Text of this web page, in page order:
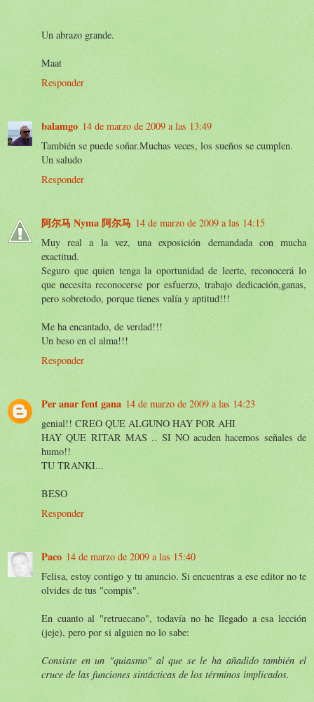
Un abrazo grande.
Maat
Responder
balamgo 14 de marzo de 2009 a las 13:49
También se puede soñar.Muchas veces, los sueños se cumplen.
Un saludo
Responder
阿尔马 Nyma 阿尔马 14 de marzo de 2009 a las 14:15
Muy real a la vez, una exposición demandada con mucha
exactitud.
Seguro que quien tenga la oportunidad de leerte, reconocerá lo
que necesita reconocerse por esfuerzo, trabajo dedicación,ganas,
pero sobretodo, porque tienes valía y aptitud!!!
Me ha encantado, de verdad!!!
Un beso en el alma!!!
Responder
Per anar fent gana 14 de marzo de 2009 a las 14:23
genial!! CREO QUE ALGUNO HAY POR AHI
HAY QUE RITAR MAS .. SI NO acuden hacemos señales de
humo!!
TU TRANKI...
BESO
Responder
Paco 14 de marzo de 2009 a las 15:40
Felisa, estoy contigo y tu anuncio. Si encuentras a ese editor no te
olvides de tus "compis".
En cuanto al "retruecano", todavía no he llegado a esa lección
(jeje), pero por si alguien no lo sabe:
Consiste en un "quiasmo" al que se le ha añadido también el
cruce de las funciones sintácticas de los términos implicados.